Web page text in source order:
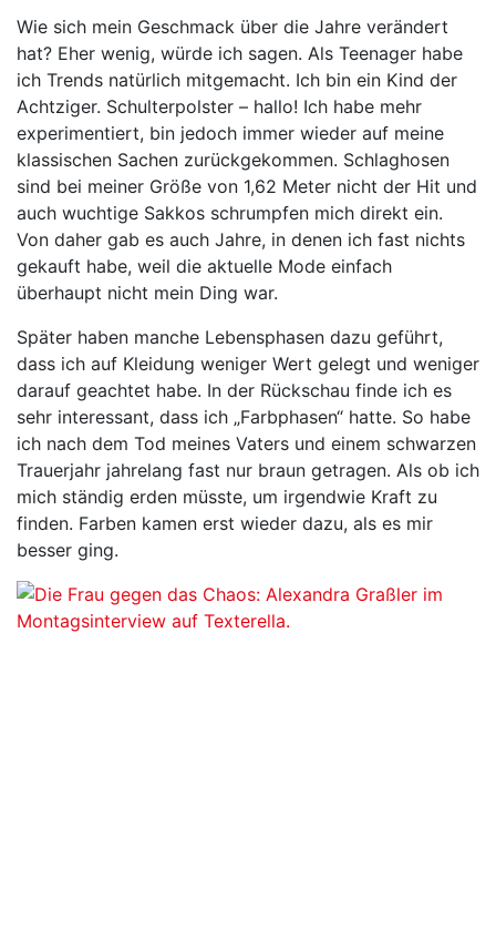
Wie sich mein Geschmack über die Jahre verändert
hat? Eher wenig, würde ich sagen. Als Teenager habe
ich Trends natürlich mitgemacht. Ich bin ein Kind der
Achtziger. Schulterpolster – hallo! Ich habe mehr
experimentiert, bin jedoch immer wieder auf meine
klassischen Sachen zurückgekommen. Schlaghosen
sind bei meiner Größe von 1,62 Meter nicht der Hit und
auch wuchtige Sakkos schrumpfen mich direkt ein.
Von daher gab es auch Jahre, in denen ich fast nichts
gekauft habe, weil die aktuelle Mode einfach
überhaupt nicht mein Ding war.
Später haben manche Lebensphasen dazu geführt,
dass ich auf Kleidung weniger Wert gelegt und weniger
darauf geachtet habe. In der Rückschau finde ich es
sehr interessant, dass ich „Farbphasen“ hatte. So habe
ich nach dem Tod meines Vaters und einem schwarzen
Trauerjahr jahrelang fast nur braun getragen. Als ob ich
mich ständig erden müsste, um irgendwie Kraft zu
finden. Farben kamen erst wieder dazu, als es mir
besser ging.